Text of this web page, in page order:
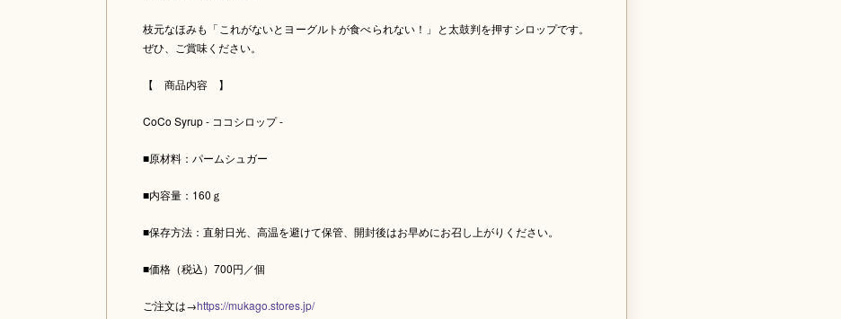
枝元なほみも「これがないとヨーグルトが食べられない！」と太鼓判を押すシロップです。
ぜひ、ご賞味ください。
【 商品内容 】
CoCo Syrup - ココシロップ -
■原材料：パームシュガー
■内容量：160ｇ
■保存方法：直射日光、高温を避けて保管、開封後はお早めにお召し上がりください。
■価格（税込）700円／個
ご注文は→https://mukago.stores.jp/